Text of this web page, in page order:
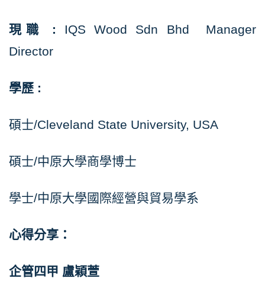
現職 : IQS Wood Sdn Bhd Manager
Director
學歷 :
碩士/Cleveland State University, USA
碩士/中原大學商學博士
學士/中原大學國際經營與貿易學系
心得分享：
企管四甲 盧穎萱